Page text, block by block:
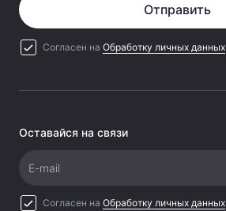
Отправить
Согласен на Обработку личных данных
Оставайся на связи
E-mail
Согласен на Обработку личных данных